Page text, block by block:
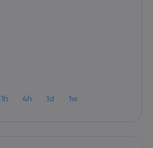
1h 4h 1d 1w